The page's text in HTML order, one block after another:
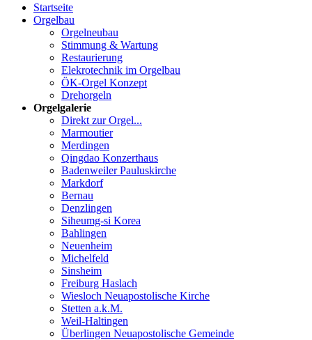
Startseite
Orgelbau
Orgelneubau
Stimmung & Wartung
Restaurierung
Elekrotechnik im Orgelbau
ÖK-Orgel Konzept
Drehorgeln
Orgelgalerie
Direkt zur Orgel...
Marmoutier
Merdingen
Qingdao Konzerthaus
Badenweiler Pauluskirche
Markdorf
Bernau
Denzlingen
Siheumg-si Korea
Bahlingen
Neuenheim
Michelfeld
Sinsheim
Freiburg Haslach
Wiesloch Neuapostolische Kirche
Stetten a.k.M.
Weil-Haltingen
Überlingen Neuapostolische Gemeinde